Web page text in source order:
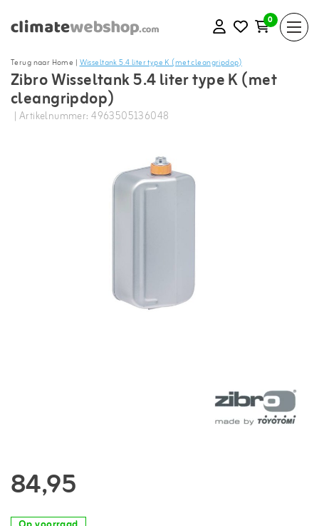
0
Terug naar Home |Wisseltank 5.4 liter type K (met cleangripdop)
Zibro Wisseltank 5.4 liter type K (met
cleangripdop)
| Artikelnummer: 4963505136048
84,95